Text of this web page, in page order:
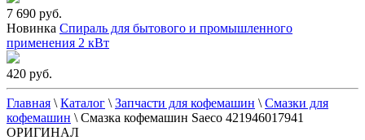
7 690 руб.
Новинка Спираль для бытового и промышленного
применения 2 кВт
420 руб.
Главная \ Каталог \ Запчасти для кофемашин \ Смазки для
кофемашин \ Смазка кофемашин Saeco 421946017941
ОРИГИНАЛ